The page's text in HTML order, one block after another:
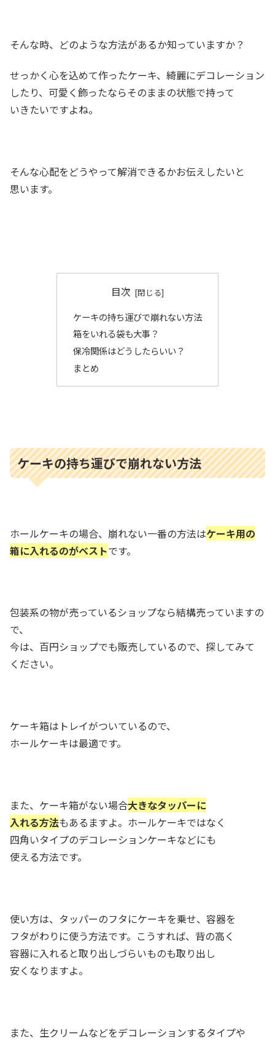
そんな時、どのような方法があるか知っていますか？
せっかく心を込めて作ったケーキ、綺麗にデコレーション
したり、可愛く飾ったならそのままの状態で持って
いきたいですよね。
そんな心配をどうやって解消できるかお伝えしたいと
思います。
目次
ケーキの持ち運びで崩れない方法
箱をいれる袋も大事？
保冷関係はどうしたらいい？
まとめ
ケーキの持ち運びで崩れない方法
ホールケーキの場合、崩れない一番の方法はケーキ用の
箱に入れるのがベストです。
包装系の物が売っているショップなら結構売っていますの
で、
今は、百円ショップでも販売しているので、探してみて
ください。
ケーキ箱はトレイがついているので、
ホールケーキは最適です。
また、ケーキ箱がない場合大きなタッパーに
入れる方法もあるますよ。ホールケーキではなく
四角いタイプのデコレーションケーキなどにも
使える方法です。
使い方は、タッパーのフタにケーキを乗せ、容器を
フタがわりに使う方法です。こうすれば、背の高く
容器に入れると取り出しづらいものも取り出し
安くなりますよ。
また、生クリームなどをデコレーションするタイプや